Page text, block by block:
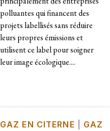
polluantes qui financent des
projets labellisés sans réduire
leurs propres émissions et
utilisent ce label pour soigner
leur image écologique....
GAZ EN CITERNE
GAZ